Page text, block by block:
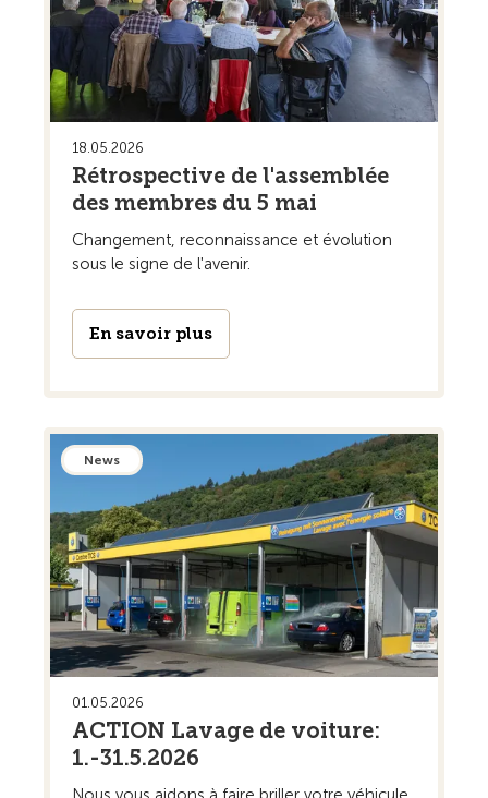
18.05.2026
Rétrospective de l'assemblée
des membres du 5 mai
Changement, reconnaissance et évolution
sous le signe de l'avenir.
En savoir plus
News
01.05.2026
ACTION Lavage de voiture:
1.-31.5.2026